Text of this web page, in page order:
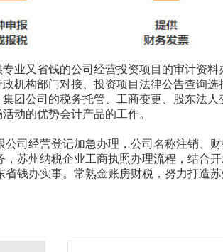
业又省钱的公司经营投资项目的审计资料
机构部门对接、投资项目法律公告查询选
团公司的税务托管、工商变更、股东法人
动的优势会计产品的工作。
司经营登记加急办理，公司名称注销、
苏州纳税企业工商执照办理流程，结合
钱办实事。常熟金账房财税，努力打造